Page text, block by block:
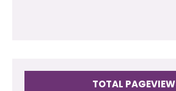
TOTAL